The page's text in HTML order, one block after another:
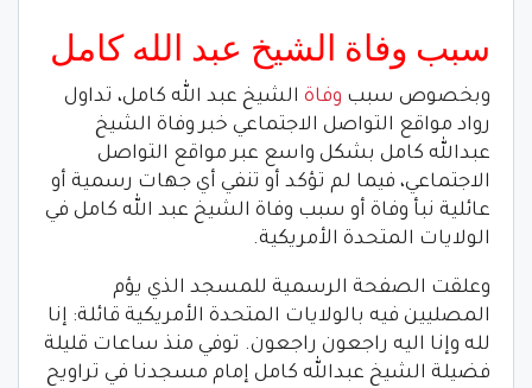
سبب وفاة الشيخ عبد الله كامل
وبخصوص سبب وفاة الشيخ عبد الله كامل، تداول
رواد مواقع التواصل الاجتماعي خبر وفاة الشيخ
عبدالله كامل بشكل واسع عبر مواقع التواصل
الاجتماعي، فيما لم تؤكد أو تنفي أي جهات رسمية أو
عائلية نبأ وفاة أو سبب وفاة الشيخ عبد الله كامل في
الولايات المتحدة الأمريكية.
وعلقت الصفحة الرسمية للمسجد الذي يؤم
المصليين فيه بالولايات المتحدة الأمريكية قائلة: إنا
لله وإنا اليه راجعون راجعون. توفي منذ ساعات قليلة
فضيلة الشيخ عبدالله كامل إمام مسجدنا في تراويح